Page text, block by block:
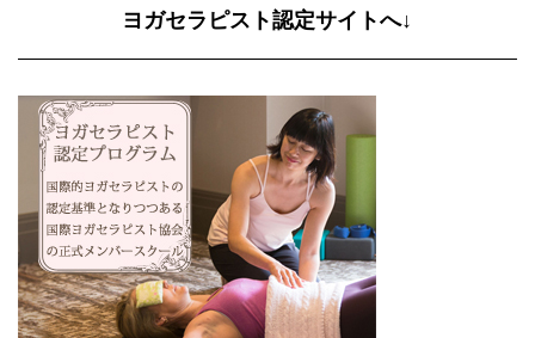
ヨガセラピスト認定サイトへ↓